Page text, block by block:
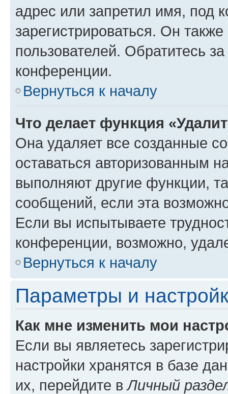
адрес или запретил имя, под
зарегистрироваться. Он
пользователей. Обратитесь
конференции.
Вернуться к началу
Что делает функция
Она удаляет все созданные
оставаться авторизованным
выполняют другие функции,
сообщений, если эта
Если вы испытываете
конференции, возможно,
Вернуться к началу
Параметры и
Как мне изменить мои
Если вы являетесь
настройки хранятся в базе
их, перейдите вЛичный